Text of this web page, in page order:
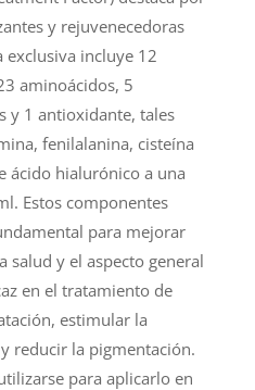
y rejuvenecedoras
exclusiva incluye 12
aminoácidos, 5
y 1 antioxidante, tales
fenilalanina, cisteína
ácido hialurónico a una
Estos componentes
para mejorar
salud y el aspecto general
en el tratamiento de
estimular la
reducir la pigmentación.
para aplicarlo en